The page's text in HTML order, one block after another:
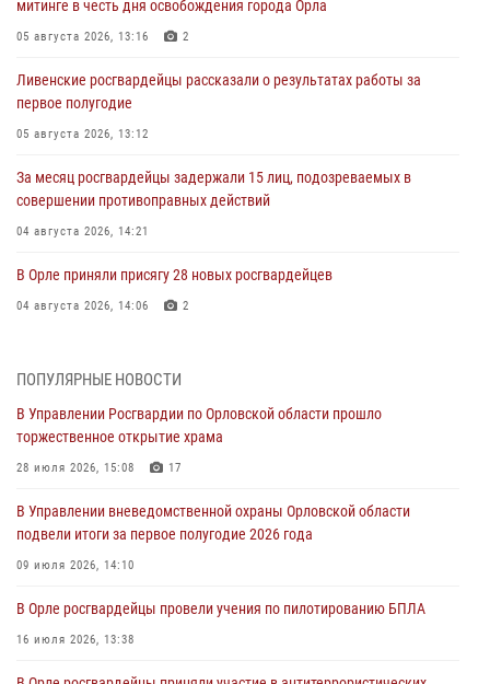
митинге в честь дня освобождения города Орла
05 августа 2026, 13:16 2
Ливенские росгвардейцы рассказали о результатах работы за
первое полугодие
05 августа 2026, 13:12
За месяц росгвардейцы задержали 15 лиц, подозреваемых в
совершении противоправных действий
04 августа 2026, 14:21
В Орле приняли присягу 28 новых росгвардейцев
04 августа 2026, 14:06 2
предоставлении госуслуг
Росгвардейцы обеспечили безопасность во время празднования
Дня ВДВ
В Орле росгвардейцы приняли участие в учениях на избирательном
участке
Жительница Мценска сдала в Росгвардию незарегистрированное
ПОПУЛЯРНЫЕ НОВОСТИ
В Управлении Росгвардии по Орловской области прошло
торжественное открытие храма
28 июля 2026, 15:08 17
В Управлении вневедомственной охраны Орловской области
подвели итоги за первое полугодие 2026 года
09 июля 2026, 14:10
В Орле росгвардейцы провели учения по пилотированию БПЛА
16 июля 2026, 13:38